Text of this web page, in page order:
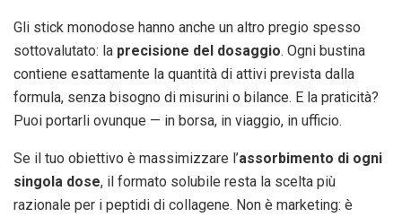
Gli stick monodose hanno anche un altro pregio spesso
sottovalutato: la precisione del dosaggio. Ogni bustina
contiene esattamente la quantità di attivi prevista dalla
formula, senza bisogno di misurini o bilance. E la praticità?
Puoi portarli ovunque — in borsa, in viaggio, in ufficio.
Se il tuo obiettivo è massimizzare l’assorbimento di ogni
singola dose, il formato solubile resta la scelta più
razionale per i peptidi di collagene. Non è marketing: è